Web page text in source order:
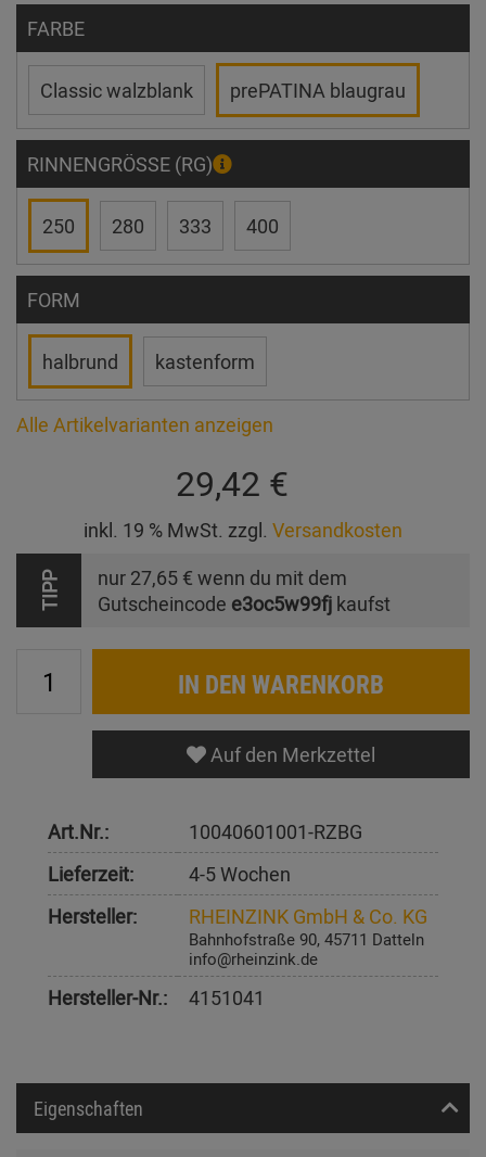
FARBE
Classic walzblank prePATINA blaugrau
RINNENGRÖSSE (RG)
250 280 333 400
FORM
halbrund kastenform
Alle Artikelvarianten anzeigen
29,42 €
inkl. 19 % MwSt. zzgl. Versandkosten
TIPP nur 27,65 € wenn du mit dem
Gutscheincode e3oc5w99fj kaufst
IN DEN WARENKORB
Auf den Merkzettel
Art.Nr.:
10040601001-RZBG
Lieferzeit:
4-5 Wochen
Hersteller:
RHEINZINK GmbH & Co. KG
Bahnhofstraße 90, 45711 Datteln
info@rheinzink.de
Hersteller-Nr.: 4151041
Eigenschaften